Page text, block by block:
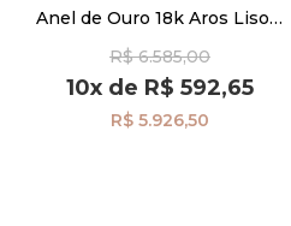
Anel de Ouro 18k Aros Liso e
an33701
R$ 6.585,00
10x de R$ 592,65
R$ 5.926,50